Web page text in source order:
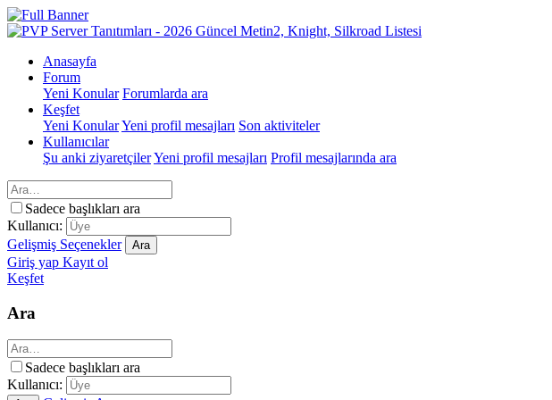
Anasayfa
Forum
Yeni Konular Forumlarda ara
Keşfet
Yeni KonularYeni profil mesajları Son aktiviteler
Kullanıcılar
Şu anki ziyaretçilerYeni profil mesajları Profil mesajlarında ara
Sadece başlıkları ara
Kullanıcı:
Gelişmiş Seçenekler
Ara
Giriş yap Kayıt ol
Keşfet
Ara
Sadece başlıkları ara
Kullanıcı: